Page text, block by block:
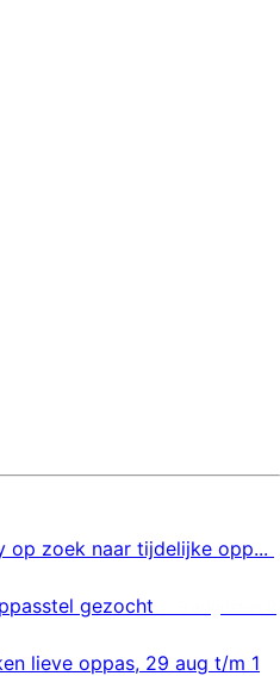
op zoek naar tijdelijke opp...
gezocht
lieve oppas, 29 aug t/m 1